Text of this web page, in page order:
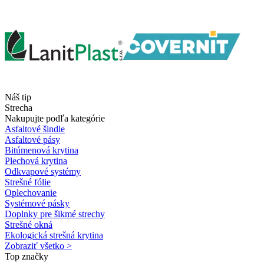
Náš tip
Strecha
Nakupujte podľa kategórie
Asfaltové šindle
Asfaltové pásy
Bitúmenová krytina
Plechová krytina
Odkvapové systémy
Strešné fólie
Oplechovanie
Systémové pásky
Doplnky pre šikmé strechy
Strešné okná
Ekologická strešná krytina
Zobraziť všetko >
Top značky